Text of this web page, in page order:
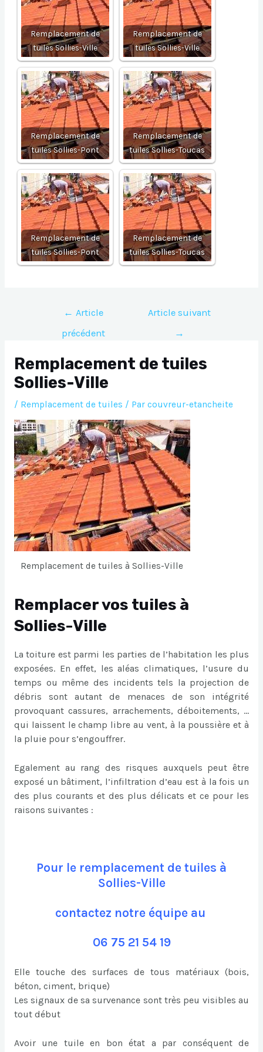
Remplacement de
tuiles Sollies-Ville
Remplacement de
tuiles Sollies-Ville
Remplacement de
tuiles Sollies-Pont
Remplacement de
tuiles Sollies-Toucas
Remplacement de
tuiles Sollies-Pont
Remplacement de
tuiles Sollies-Toucas
Navigation
l’article
← Article
précédent
Article suivant
→
Remplacement de tuiles
Sollies-Ville
/ Remplacement de tuiles / Par couvreur-etancheite
Remplacement de tuiles à Sollies-Ville
Remplacer vos tuiles à
Sollies-Ville
La toiture est parmi les parties de l’habitation les plus
exposées. En effet, les aléas climatiques, l’usure du
temps ou même des incidents tels la projection de
débris sont autant de menaces de son intégrité
provoquant cassures, arrachements, déboitements, …
qui laissent le champ libre au vent, à la poussière et à
la pluie pour s’engouffrer.
Egalement au rang des risques auxquels peut être
exposé un bâtiment, l’infiltration d’eau est à la fois un
des plus courants et des plus délicats et ce pour les
raisons suivantes :
Pour le remplacement de tuiles à
Sollies-Ville
contactez notre équipe au
06 75 21 54 19
Elle touche des surfaces de tous matériaux (bois,
béton, ciment, brique)
Les signaux de sa survenance sont très peu visibles au
tout début
Avoir une tuile en bon état a par conséquent de